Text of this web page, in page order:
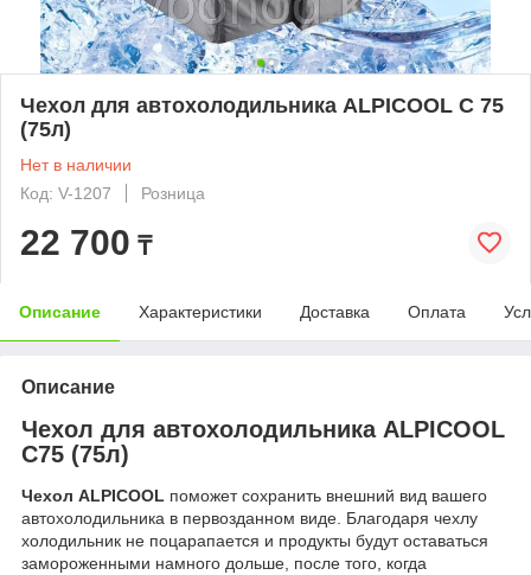
Чехол для автохолодильника ALPICOOL С 75
(75л)
Нет в наличии
Код: V-1207
Розница
22 700 ₸
Описание Характеристики Доставка Оплата
Описание
Чехол для автохолодильника ALPICOOL
С75 (75л)
Чехол ALPICOOL поможет сохранить внешний вид вашего
автохолодильника в первозданном виде. Благодаря чехлу
холодильник не поцарапается и продукты будут оставаться
замороженными намного дольше, после того, когда